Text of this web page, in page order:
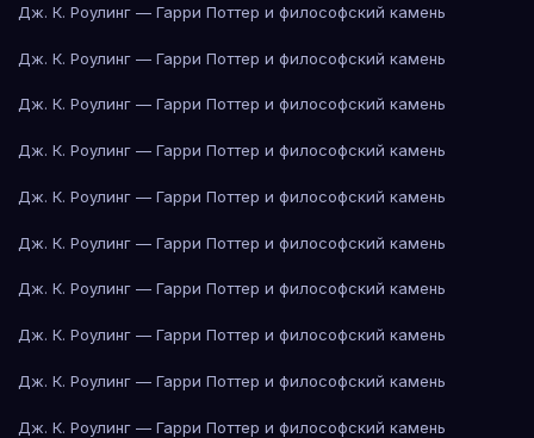
Дж. К. Роулинг — Гарри Поттер и философский камень
Дж. К. Роулинг — Гарри Поттер и философский камень
Дж. К. Роулинг — Гарри Поттер и философский камень
Дж. К. Роулинг — Гарри Поттер и философский камень
Дж. К. Роулинг — Гарри Поттер и философский камень
Дж. К. Роулинг — Гарри Поттер и философский камень
Дж. К. Роулинг — Гарри Поттер и философский камень
Дж. К. Роулинг — Гарри Поттер и философский камень
Дж. К. Роулинг — Гарри Поттер и философский камень
Дж. К. Роулинг — Гарри Поттер и философский камень